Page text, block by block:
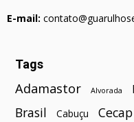
E-mail:
Tags
Adamastor Alvorada
Brasil Cabuçu Cecap